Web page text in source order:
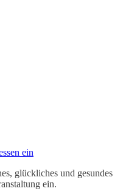
ein
glückliches und gesundes
ein.